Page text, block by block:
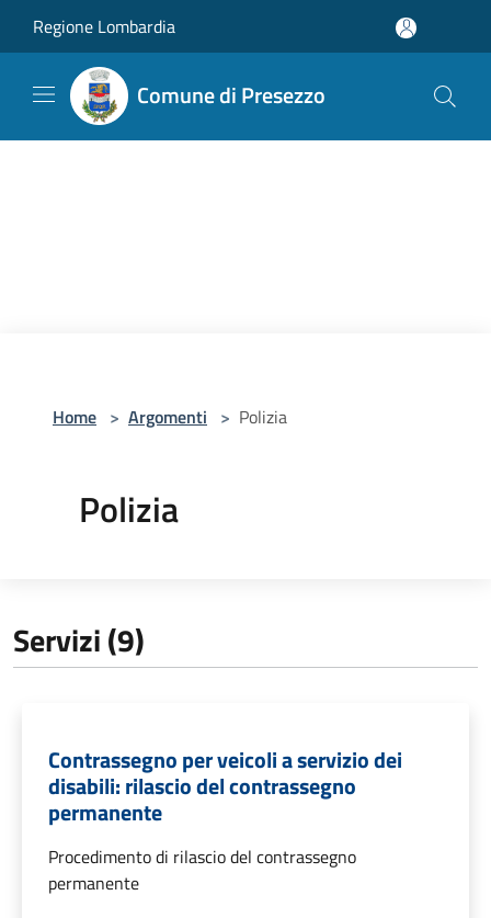
Regione Lombardia
Comune di Presezzo
Home > Argomenti > Polizia
Polizia
Servizi (9)
Contrassegno per veicoli a servizio dei
disabili: rilascio del contrassegno
permanente
Procedimento di rilascio del contrassegno
permanente